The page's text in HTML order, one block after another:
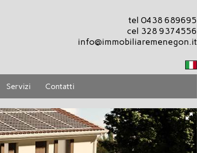
tel 0438 689695
cel 328 9374556
info@immobiliaremenegon.it
Servizi Contatti